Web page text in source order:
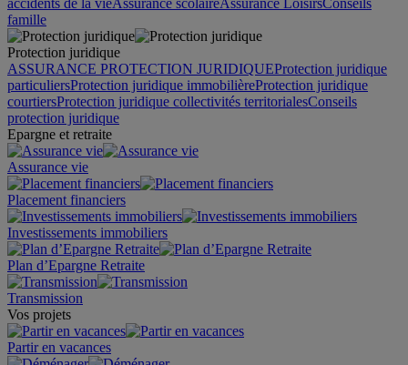
accidents de la vieAssurance scolaireAssurance LoisirsConseils
famille
Protection juridique
ASSURANCE PROTECTION JURIDIQUEProtection juridique
particuliersProtection juridique immobilièreProtection juridique
courtiersProtection juridique collectivités territorialesConseils
protection juridique
Epargne et retraite
Assurance vie
Placement financiers
Investissements immobiliers
Plan d’Epargne Retraite
Transmission
Vos projets
Partir en vacances